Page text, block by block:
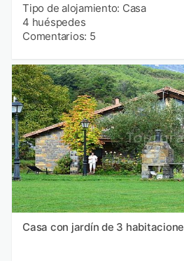
Tipo de alojamiento: Casa
4 huéspedes
Comentarios: 5
Casa con jardín de 3